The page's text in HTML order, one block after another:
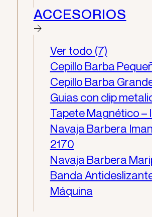
ACCESORIOS
Ver todo (7)
Cepillo Barba
Cepillo Barba
Guias con clip
Tapete Magnético –
Navaja Barbera
2170
Navaja Barbera
Banda
Máquina